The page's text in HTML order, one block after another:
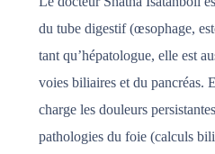
du tube digestif (œsophage,
tant qu’hépatologue, elle est
voies biliaires et du pancréas.
charge les douleurs
pathologies du foie (calculs